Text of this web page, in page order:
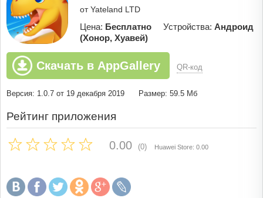
от Yateland LTD
Цена: Бесплатно Устройства: Андроид
(Хонор, Хуавей)
Скачать в AppGallery QR-код
Версия: 1.0.7 от 19 декабря 2019 Размер: 59.5 Мб
Рейтинг приложения
0.00 (0) Huawei Store: 0.00